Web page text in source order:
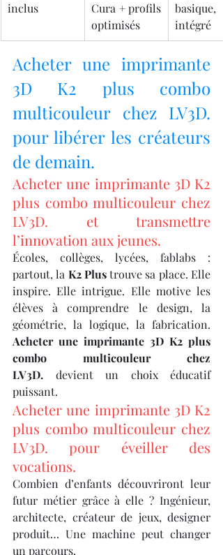
inclus
Cura + profils
optimisés
basique,
intégré
Acheter une imprimante
3D K2 plus combo
multicouleur chez LV3D.
pour libérer les créateurs
de demain.
Acheter une imprimante 3D K2
plus combo multicouleur chez
LV3D. et transmettre
l’innovation aux jeunes.
Écoles, collèges, lycées, fablabs :
partout, la K2 Plus trouve sa place. Elle
inspire. Elle intrigue. Elle motive les
élèves à comprendre le design, la
Acheter une imprimante 3D K2 plus
combo multicouleur chez
LV3D. devient un choix éducatif
puissant.
Acheter une imprimante 3D K2
plus combo multicouleur chez
LV3D. pour éveiller des
vocations.
Combien d’enfants découvriront leur
futur métier grâce à elle ? Ingénieur,
architecte, créateur de jeux, designer
produit… Une machine peut changer
un parcours.